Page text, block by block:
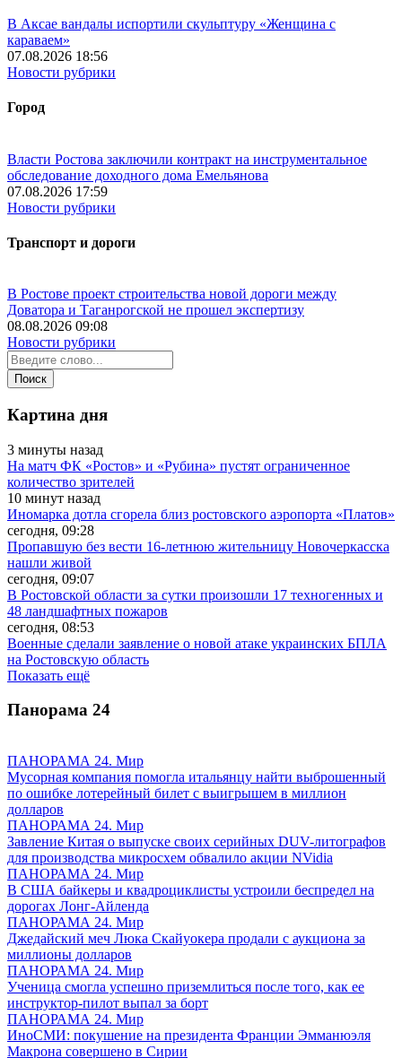
В Аксае вандалы испортили скульптуру «Женщина с
караваем»
07.08.2026 18:56
Новости рубрики
Город
Власти Ростова заключили контракт на инструментальное
обследование доходного дома Емельянова
07.08.2026 17:59
Новости рубрики
Транспорт и дороги
В Ростове проект строительства новой дороги между
Доватора и Таганрогской не прошел экспертизу
08.08.2026 09:08
Новости рубрики
Картина дня
3 минуты назад
На матч ФК «Ростов» и «Рубина» пустят ограниченное
количество зрителей
10 минут назад
Иномарка дотла сгорела близ ростовского аэропорта «Платов»
сегодня, 09:28
Пропавшую без вести 16-летнюю жительницу Новочеркасска
нашли живой
сегодня, 09:07
В Ростовской области за сутки произошли 17 техногенных и
48 ландшафтных пожаров
сегодня, 08:53
Военные сделали заявление о новой атаке украинских БПЛА
на Ростовскую область
Показать ещё
Панорама 24
ПАНОРАМА 24. Мир
Мусорная компания помогла итальянцу найти выброшенный
по ошибке лотерейный билет с выигрышем в миллион
долларов
ПАНОРАМА 24. Мир
Завление Китая о выпуске своих серийных DUV-литографов
для производства микросхем обвалило акции NVidia
ПАНОРАМА 24. Мир
В США байкеры и квадроциклисты устроили беспредел на
дорогах Лонг-Айленда
ПАНОРАМА 24. Мир
Джедайский меч Люка Скайуокера продали с аукциона за
миллионы долларов
ПАНОРАМА 24. Мир
Ученица смогла успешно приземлиться после того, как ее
инструктор-пилот выпал за борт
ПАНОРАМА 24. Мир
ИноСМИ: покушение на президента Франции Эмманюэля
Макрона совершено в Сирии